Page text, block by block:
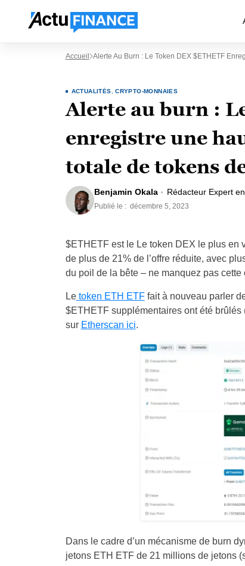
Accueil Alerte Au Burn : Le Token DEX $ETHETF
ACTUALITÉS ,CRYPTO-MONNAIES
Alerte au burn :
enregistre une
totale de tokens
Benjamin Okala Rédacteur Expert
Publié le : décembre 5, 2023
$ETHETF est le Le token DEX le plus en
de plus de 21% de l’offre réduite, avec
du poil de la bête – ne manquez pas cette
Letoken ETH ETFfait à nouveau parler
$ETHETF supplémentaires ont été brûlés
sur Etherscan ici.
Dans le cadre d’un mécanisme de burn
jetons ETH ETF de 21 millions de jetons